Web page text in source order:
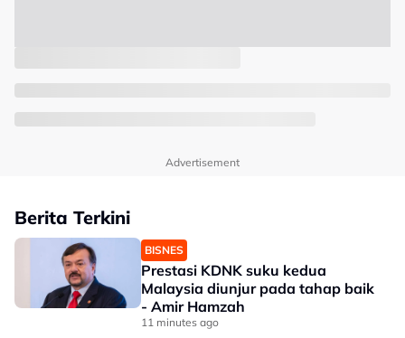
Advertisement
Berita Terkini
BISNES
Prestasi KDNK suku kedua
Malaysia diunjur pada tahap baik
- Amir Hamzah
11 minutes ago